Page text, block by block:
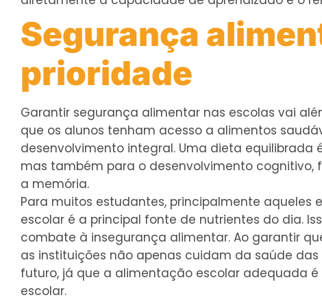
Segurança
prioridade
Garantir segurança alimentar nas escolas vai
que os alunos tenham acesso a alimentos
desenvolvimento integral. Uma dieta
mas também para o desenvolvimento
a memória.
Para muitos estudantes, principalmente
escolar é a principal fonte de nutrientes do dia.
combate à insegurança alimentar. Ao garantir
as instituições não apenas cuidam da saúde
futuro, já que a alimentação escolar adequada
escolar.